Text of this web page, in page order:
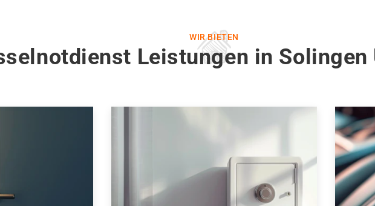
WIR BIETEN
Leistungen in Solingen